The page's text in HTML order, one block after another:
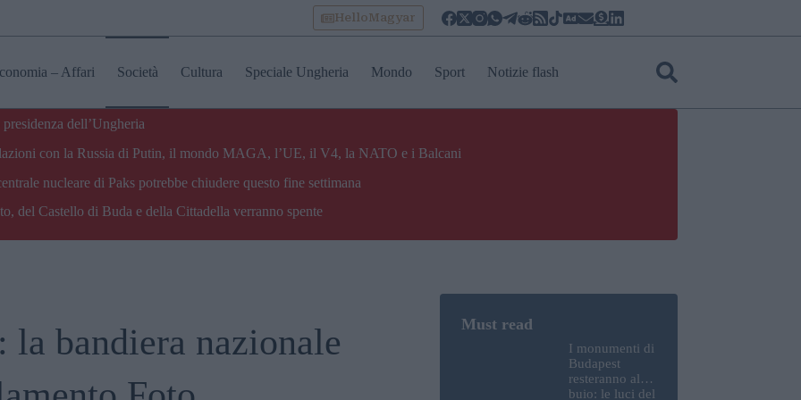
HelloMagyar
– Affari Società Cultura Speciale Ungheria Mondo Sport Notizie flash
dell’Ungheria
con la Russia di Putin, il mondo MAGA, l’UE, il V4, la NATO e i Balcani
nucleare di Paks potrebbe chiudere questo fine settimana
del Castello di Buda e della Cittadella verranno spente
la bandiera nazionale
I monumenti di
Budapest
resteranno al
buio: le luci del